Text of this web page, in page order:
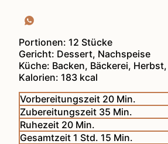
Portionen: 12 Stücke
Gericht: Dessert, Nachspeise
Küche: Backen, Bäckerei,
Kalorien: 183 kcal
Vorbereitungszeit 20Minuten
Min.
Zubereitungszeit 35 Minuten
Min.
Ruhezeit 20Minuten
Min.
Gesamtzeit 1 Stunde
Std. 15 Minuten
Min.